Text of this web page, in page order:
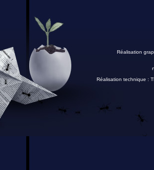
Réalisation
Réalisation technique :